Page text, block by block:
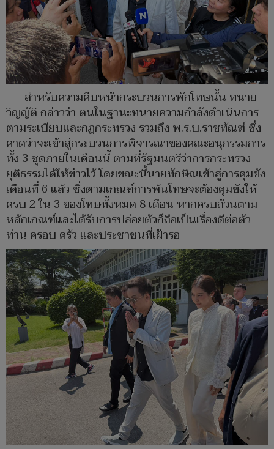
สำหรับความคืบหน้ากระบวนการพักโทษนั้น ทนาย
วิญญัติ กล่าวว่า ตนในฐานะทนายความกำลังดำเนินการ
ตามระเบียบและกฎกระทรวง รวมถึง พ.ร.บ.ราชทัณฑ์ ซึ่ง
คาดว่าจะเข้าสู่กระบวนการพิจารณาของคณะอนุกรรมการ
ทั้ง 3 ชุดภายในเดือนนี้ ตามที่รัฐมนตรีว่าการกระทรวง
ยุติธรรมได้ให้ข่าวไว้ โดยขณะนี้นายทักษิณเข้าสู่การคุมขัง
เดือนที่ 6 แล้ว ซึ่งตามเกณฑ์การพ้นโทษจะต้องคุมขังให้
ครบ 2 ใน 3 ของโทษทั้งหมด 8 เดือน หากครบถ้วนตาม
หลักเกณฑ์และได้รับการปล่อยตัวก็ถือเป็นเรื่องดีต่อตัว
ท่าน ครอบ ครัว และประชาชนที่เฝ้ารอ